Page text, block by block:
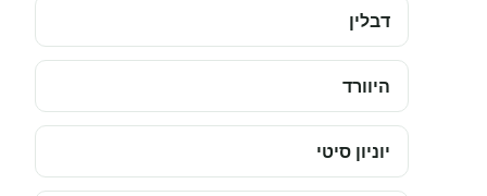
דבלין
היוורד
יוניון סיטי